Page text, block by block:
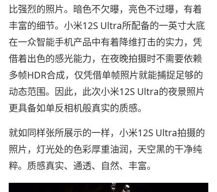
比强烈的照片。暗色不欠曝，亮色不过曝，有着
丰富的细节。小米12S Ultra所配备的一英寸大底
在一众智能手机产品中有着降维打击的实力，凭
借着出色的感光能力，在夜晚拍摄时不需要依赖
多帧HDR合成，仅凭借单帧照片就能捕捉足够的
动态范围。因此，此次小米12S Ultra的夜景照片
更具备如单反相机般真实的质感。
就如同样张所展示的一样，小米12S Ultra拍摄的
照片，灯光处的色彩厚重油润，天空黑的干净纯
粹。质感真实、通透、自然、丰富。